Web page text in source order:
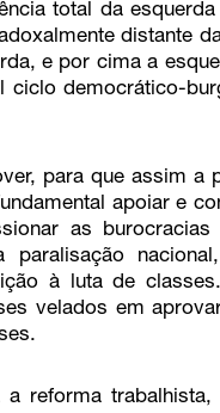
total da
distante
e por cima a
democrático-
para que assim a
apoiar e
as burocracias
à luta de
velados em
reforma